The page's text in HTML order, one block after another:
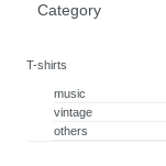
Category
T-shirts
music
vintage
others